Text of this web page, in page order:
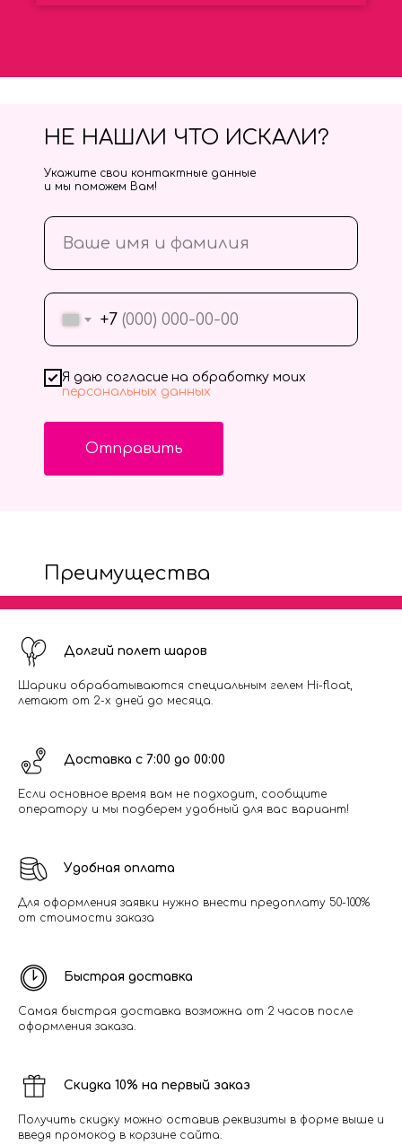
+7
Я даю согласие на обработку моих
персональных данных
Отправить
НЕ НАШЛИ ЧТО ИСКАЛИ?
Укажите свои контактные данные
и мы поможем Вам!
Преимущества
Долгий полет шаров
Шарики обрабатываются специальным гелем Hi-float,
летают от 2-х дней до месяца.
Доставка с 7:00 до 00:00
Если основное время вам не подходит, сообщите
оператору и мы подберем удобный для вас вариант!
Удобная оплата
Для оформления заявки нужно внести предоплату 50-100%
от стоимости заказа
Быстрая доставка
Самая быстрая доставка возможна от 2 часов после
оформления заказа.
Скидка 10% на первый заказ
Получить скидку можно оставив реквизиты в форме выше и
введя промокод в корзине сайта.